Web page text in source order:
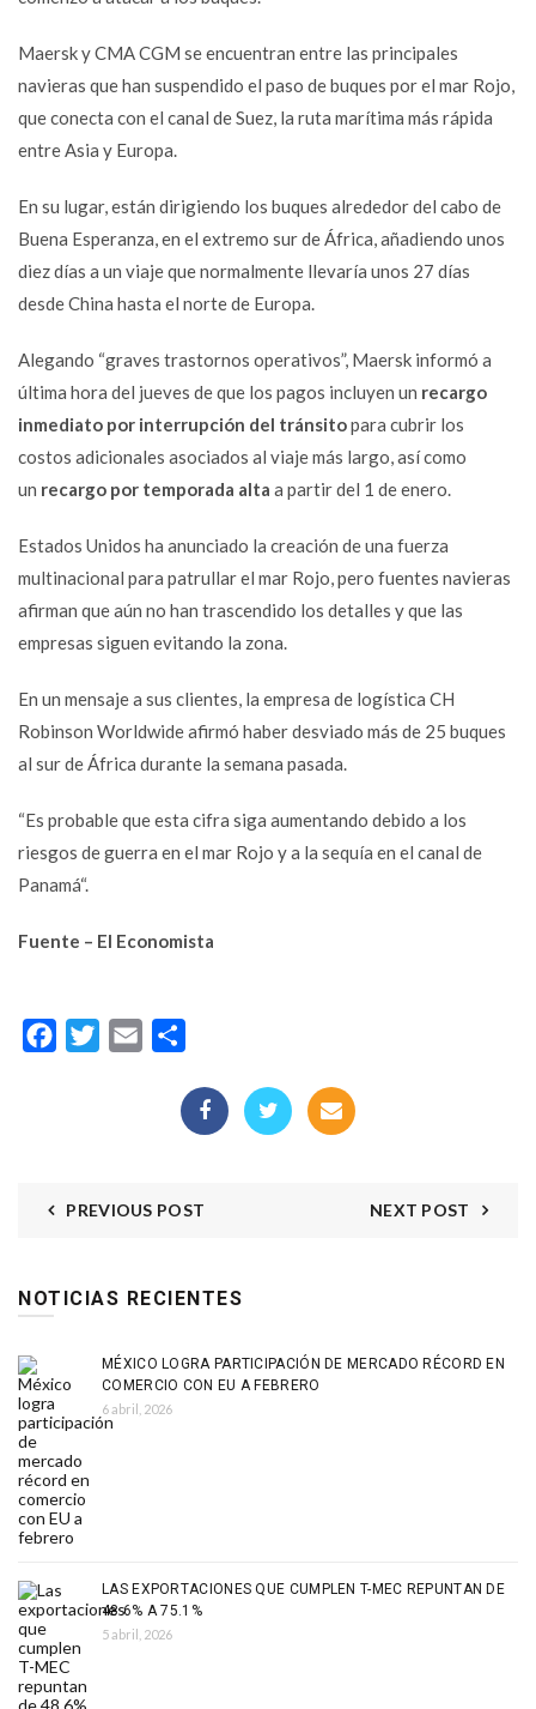
Maersk y CMA CGM se encuentran entre las principales
navieras que han suspendido el paso de buques por el mar Rojo,
que conecta con el canal de Suez, la ruta marítima más rápida
entre Asia y Europa.
En su lugar, están dirigiendo los buques alrededor del cabo de
Buena Esperanza, en el extremo sur de África, añadiendo unos
diez días a un viaje que normalmente llevaría unos 27 días
desde China hasta el norte de Europa.
Alegando “graves trastornos operativos”, Maersk informó a
última hora del jueves de que los pagos incluyen un recargo
inmediato por interrupción del tránsitopara cubrir los
costos adicionales asociados al viaje más largo, así como
un recargo por temporada alta a partir del 1 de enero.
Estados Unidos ha anunciado la creación de una fuerza
multinacional para patrullar el mar Rojo, pero fuentes navieras
afirman que aún no han trascendido los detalles y que las
empresas siguen evitando la zona.
En un mensaje a sus clientes, la empresa de logística CH
Robinson Worldwide afirmó haber desviado más de 25 buques
al sur de África durante la semana pasada.
“Es probable que esta cifra siga aumentando debido a los
riesgos de guerra en el mar Rojo y a la sequía en el canal de
Panamá“.
Fuente – El Economista
FacebookTwitterEmail
PREVIOUS POST NEXT POST
NOTICIAS RECIENTES
MÉXICO LOGRA PARTICIPACIÓN DE MERCADO RÉCORD EN
COMERCIO CON EU A FEBRERO
6 abril, 2026
LAS EXPORTACIONES QUE CUMPLEN T-MEC REPUNTAN DE
48.6% A 75.1%
5 abril, 2026